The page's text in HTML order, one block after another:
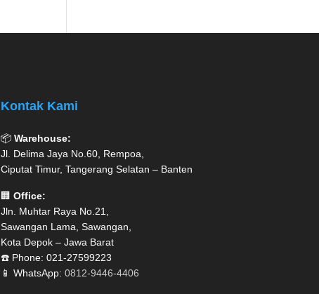
Kontak Kami
📦 Warehouse:
Jl. Delima Jaya No.60, Rempoa,
Ciputat Timur, Tangerang Selatan – Banten
🏢 Office:
Jln. Muhtar Raya No.21,
Sawangan Lama, Sawangan,
Kota Depok – Jawa Barat
☎️ Phone: 021-27599223
📱 WhatsApp: 0812-9446-4406